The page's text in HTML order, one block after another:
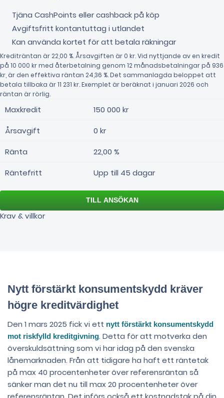
Tjäna CashPoints eller cashback på köp
Avgiftsfritt kontantuttag i utlandet
Kan använda kortet för att betala räkningar
Krediträntan är 22,00 %. Årsavgiften är 0 kr. Vid nyttjande av en kredit
på 10 000 kr med återbetalning genom 12 månadsbetalningar på 936
kr, är den effektiva räntan 24,36 %. Det sammanlagda beloppet att
betala tillbaka är 11 231 kr. Exemplet är beräknat i januari 2026 och
räntan är rörlig.
Maxkredit
150 000 kr
Årsavgift
0 kr
Ränta
22,00 %
Räntefritt
Upp till 45 dagar
Krav & villkor
Nytt förstärkt konsumentskydd kräver
högre kreditvärdighet
Den 1 mars 2025 fick vi ett nytt förstärkt konsumentskydd
mot riskfylld kreditgivning. Detta för att motverka den
överskuldsättning som vi har idag på den svenska
lånemarknaden. Från att tidigare ha haft ett räntetak
på max 40 procentenheter över referensräntan så
sänker man det nu till max 20 procentenheter över